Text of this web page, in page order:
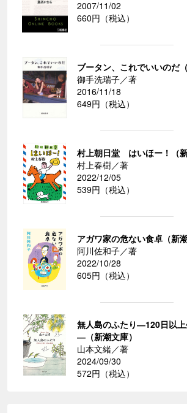
2007/11/02
660円（税込）
ブータン、これでいいのだ
御手洗瑞子／著
2016/11/18
649円（税込）
村上朝日堂 はいほー！（新
村上春樹／著
2022/12/05
539円（税込）
アガワ家の危ない食卓（新潮
阿川佐和子／著
2022/10/28
605円（税込）
無人島のふたり―120日以
―（新潮文庫）
山本文緒／著
2024/09/30
572円（税込）